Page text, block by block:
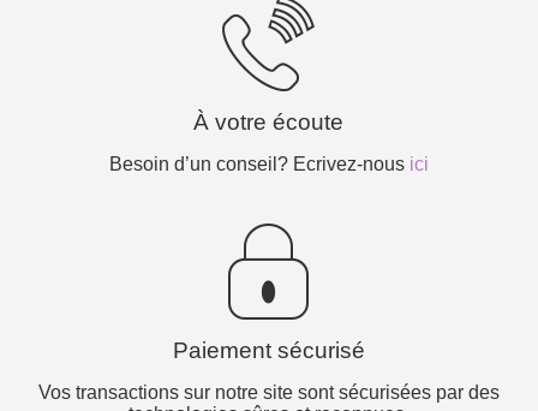
À votre écoute
Besoin d’un conseil? Ecrivez-nous ici
Paiement sécurisé
Vos transactions sur notre site sont sécurisées par des